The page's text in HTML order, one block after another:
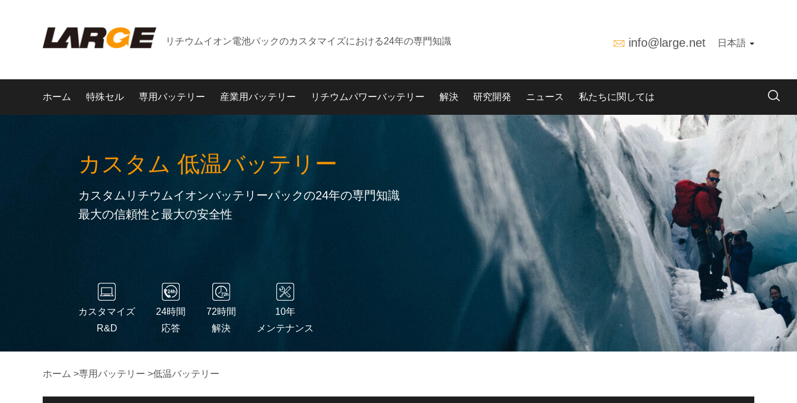
リチウムイオン電池パックのカスタマイズにおける24年の専門知識 info@large.net 日本語
ホーム 特殊セル 専用バッテリー 産業用バッテリー リチウムパワーバッテリー 解決 研究開発 ニュース 私たちに関しては
カスタム 低温バッテリー
カスタムリチウムイオンバッテリーパックの24年の専門知識
最大の信頼性と最大の安全性
カスタマイズ
R&D
24時間
応答
72時間
解決
10年
メンテナンス
ホーム >専用バッテリー >低温バッテリー